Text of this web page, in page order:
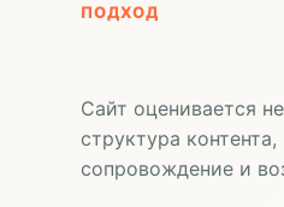
ПОДХОД
Сайт оценивается
структура
сопровождение и